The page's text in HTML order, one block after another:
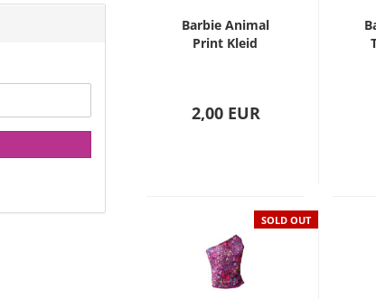
Barbie Animal
Print Kleid
2,00 EUR
SOLD OUT